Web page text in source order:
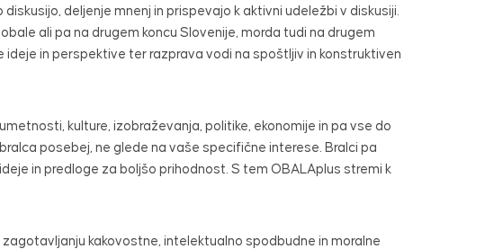
deljenje mnenj in prispevajo k aktivni udeležbi v diskusiji.
ali pa na drugem koncu Slovenije, morda tudi na drugem
in perspektive ter razprava vodi na spoštljiv in konstruktiven
kulture, izobraževanja, politike, ekonomije in pa vse do
posebej, ne glede na vaše specifične interese. Bralci pa
in predloge za boljšo prihodnost. S tem OBALAplus stremi k
kakovostne, intelektualno spodbudne in moralne